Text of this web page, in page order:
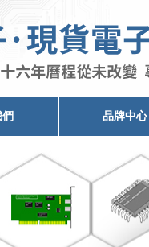
品牌中心